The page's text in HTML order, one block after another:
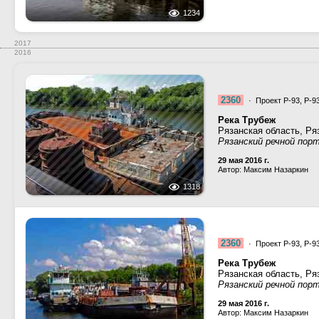
1234
2017
2016
1318
2360 · Проект Р-93, Р-
Река Трубеж
Рязанская область,
Рязанский речной
29 мая 2016 г.
Автор: Максим Назаркин
2360 · Проект Р-93, Р-
Река Трубеж
Рязанская область,
Рязанский речной
29 мая 2016 г.
Автор: Максим Назаркин